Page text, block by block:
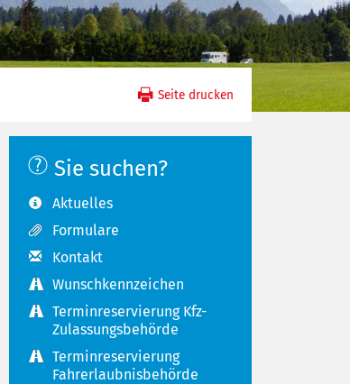
Seite drucken
Sie suchen?
Aktuelles
Formulare
Kontakt
Wunschkennzeichen
Terminreservierung Kfz-
Zulassungsbehörde
Terminreservierung
Fahrerlaubnisbehörde